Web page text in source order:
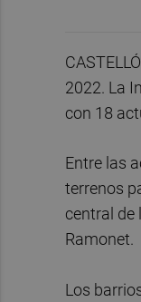
2022. La
con 18
Entre las
terrenos
central de
Ramonet.
Los